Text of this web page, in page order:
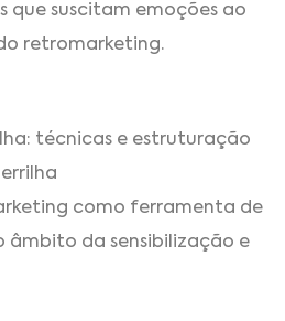
que suscitam emoções ao
retromarketing.
técnicas e estruturação
como ferramenta de
da sensibilização e